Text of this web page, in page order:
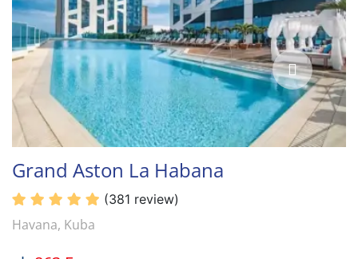
Grand Aston La Habana
(381 review)
Havana, Kuba